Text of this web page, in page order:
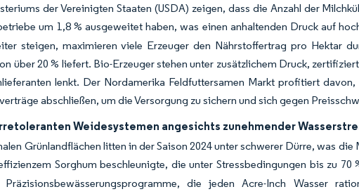
der Vereinigten Staaten (USDA) zeigen, dass die Anzahl der
um 1,8 % ausgeweitet haben, was einen anhaltenden Druck auf
steigen, maximieren viele Erzeuger den Nährstoffertrag pro Hektar
über 20 % liefert. Bio-Erzeuger stehen unter zusätzlichem Druck,
lenkt. Der Nordamerika Feldfuttersamen Markt profitiert
abschließen, um die Versorgung zu sichern und sich gegen
Weidesystemen angesichts zunehmender
Grünlandflächen litten in der Saison 2024 unter schwerer Dürre, was
Sorghum beschleunigte, die unter Stressbedingungen bis zu 70
die jeden Acre-Inch Wasser